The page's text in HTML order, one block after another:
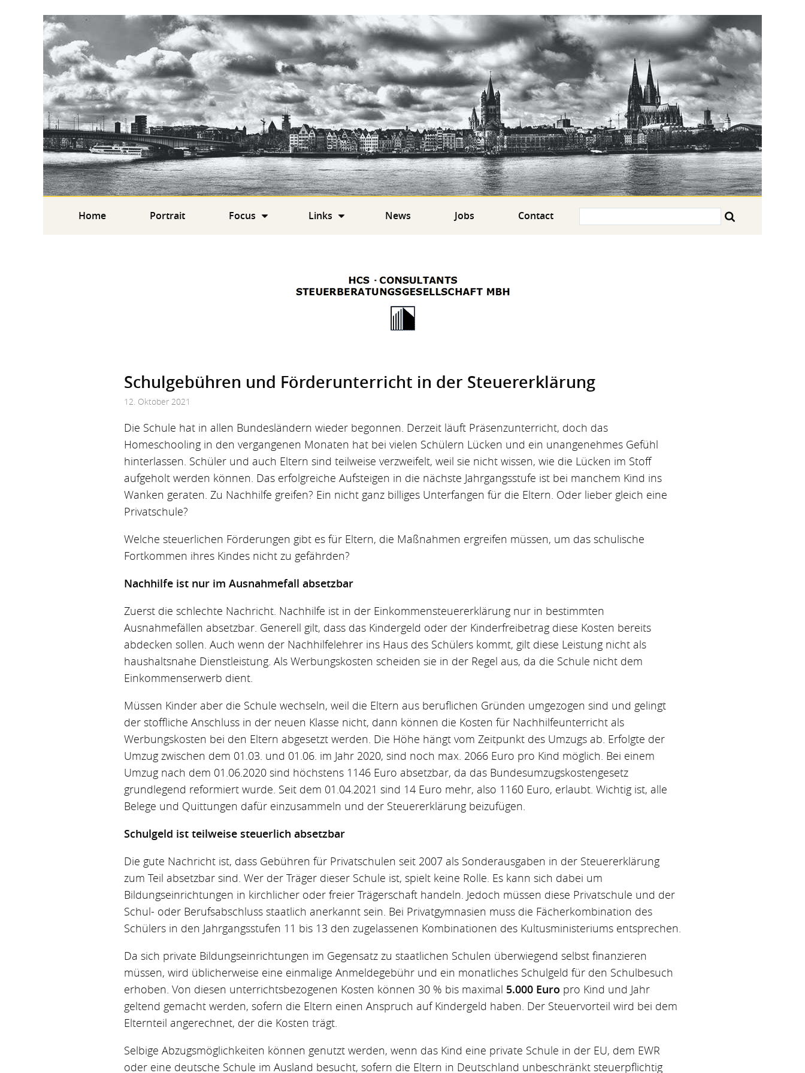
Home Portrait Focus Links News Jobs Contact
Schulgebühren und Förderunterricht in der Steuererklärung
12. Oktober 2021
Die Schule hat in allen Bundesländern wieder begonnen. Derzeit läuft Präsenzunterricht, doch das
Homeschooling in den vergangenen Monaten hat bei vielen Schülern Lücken und ein unangenehmes Gefühl
hinterlassen. Schüler und auch Eltern sind teilweise verzweifelt, weil sie nicht wissen, wie die Lücken im Stoff
aufgeholt werden können. Das erfolgreiche Aufsteigen in die nächste Jahrgangsstufe ist bei manchem Kind ins
Wanken geraten. Zu Nachhilfe greifen? Ein nicht ganz billiges Unterfangen für die Eltern. Oder lieber gleich eine
Privatschule?
Welche steuerlichen Förderungen gibt es für Eltern, die Maßnahmen ergreifen müssen, um das schulische
Fortkommen ihres Kindes nicht zu gefährden?
Nachhilfe ist nur im Ausnahmefall absetzbar
Zuerst die schlechte Nachricht. Nachhilfe ist in der Einkommensteuererklärung nur in bestimmten
Ausnahmefällen absetzbar. Generell gilt, dass das Kindergeld oder der Kinderfreibetrag diese Kosten bereits
abdecken sollen. Auch wenn der Nachhilfelehrer ins Haus des Schülers kommt, gilt diese Leistung nicht als
haushaltsnahe Dienstleistung. Als Werbungskosten scheiden sie in der Regel aus, da die Schule nicht dem
Einkommenserwerb dient.
Müssen Kinder aber die Schule wechseln, weil die Eltern aus beruflichen Gründen umgezogen sind und gelingt
der stoffliche Anschluss in der neuen Klasse nicht, dann können die Kosten für Nachhilfeunterricht als
Werbungskosten bei den Eltern abgesetzt werden. Die Höhe hängt vom Zeitpunkt des Umzugs ab. Erfolgte der
Umzug zwischen dem 01.03. und 01.06. im Jahr 2020, sind noch max. 2066 Euro pro Kind möglich. Bei einem
Umzug nach dem 01.06.2020 sind höchstens 1146 Euro absetzbar, da das Bundesumzugskostengesetz
grundlegend reformiert wurde. Seit dem 01.04.2021 sind 14 Euro mehr, also 1160 Euro, erlaubt. Wichtig ist, alle
Belege und Quittungen dafür einzusammeln und der Steuererklärung beizufügen.
Schulgeld ist teilweise steuerlich absetzbar
Die gute Nachricht ist, dass Gebühren für Privatschulen seit 2007 als Sonderausgaben in der Steuererklärung
zum Teil absetzbar sind. Wer der Träger dieser Schule ist, spielt keine Rolle. Es kann sich dabei um
Bildungseinrichtungen in kirchlicher oder freier Trägerschaft handeln. Jedoch müssen diese Privatschule und der
Schul- oder Berufsabschluss staatlich anerkannt sein. Bei Privatgymnasien muss die Fächerkombination des
Schülers in den Jahrgangsstufen 11 bis 13 den zugelassenen Kombinationen des Kultusministeriums entsprechen.
Da sich private Bildungseinrichtungen im Gegensatz zu staatlichen Schulen überwiegend selbst finanzieren
müssen, wird üblicherweise eine einmalige Anmeldegebühr und ein monatliches Schulgeld für den Schulbesuch
erhoben. Von diesen unterrichtsbezogenen Kosten können 30 % bis maximal 5.000 Euro pro Kind und Jahr
geltend gemacht werden, sofern die Eltern einen Anspruch auf Kindergeld haben. Der Steuervorteil wird bei dem
Elternteil angerechnet, der die Kosten trägt.
Selbige Abzugsmöglichkeiten können genutzt werden, wenn das Kind eine private Schule in der EU, dem EWR
oder eine deutsche Schule im Ausland besucht, sofern die Eltern in Deutschland unbeschränkt steuerpflichtig